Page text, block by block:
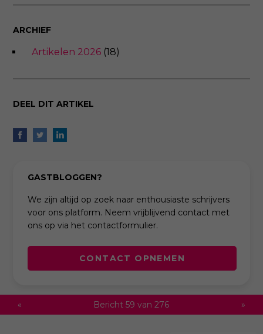
ARCHIEF
Artikelen 2026 (18)
DEEL DIT ARTIKEL
GASTBLOGGEN?
We zijn altijd op zoek naar enthousiaste schrijvers
voor ons platform. Neem vrijblijvend contact met
ons op via het contactformulier.
CONTACT OPNEMEN
« Bericht 59 van 276 »